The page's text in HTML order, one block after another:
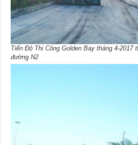
Tiến Độ Thi Công Golden Bay tháng 4-2017
đường N2